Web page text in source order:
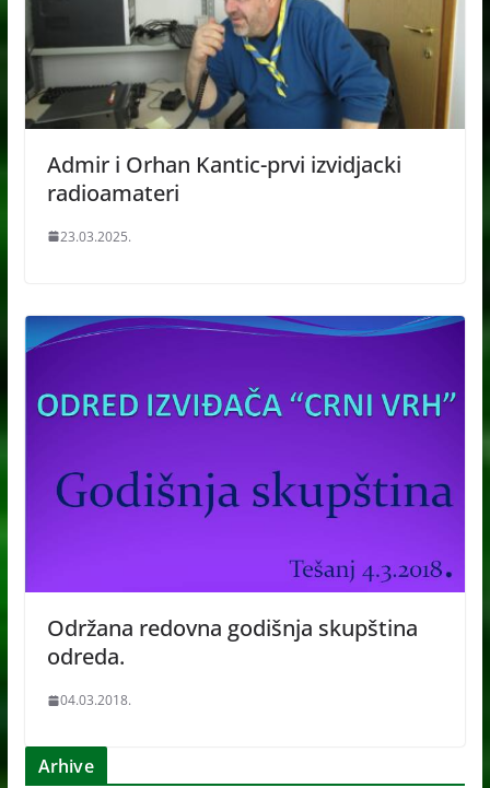
Admir i Orhan Kantic-prvi izvidjacki
radioamateri
23.03.2025.
Održana redovna godišnja skupština
odreda.
04.03.2018.
Arhive